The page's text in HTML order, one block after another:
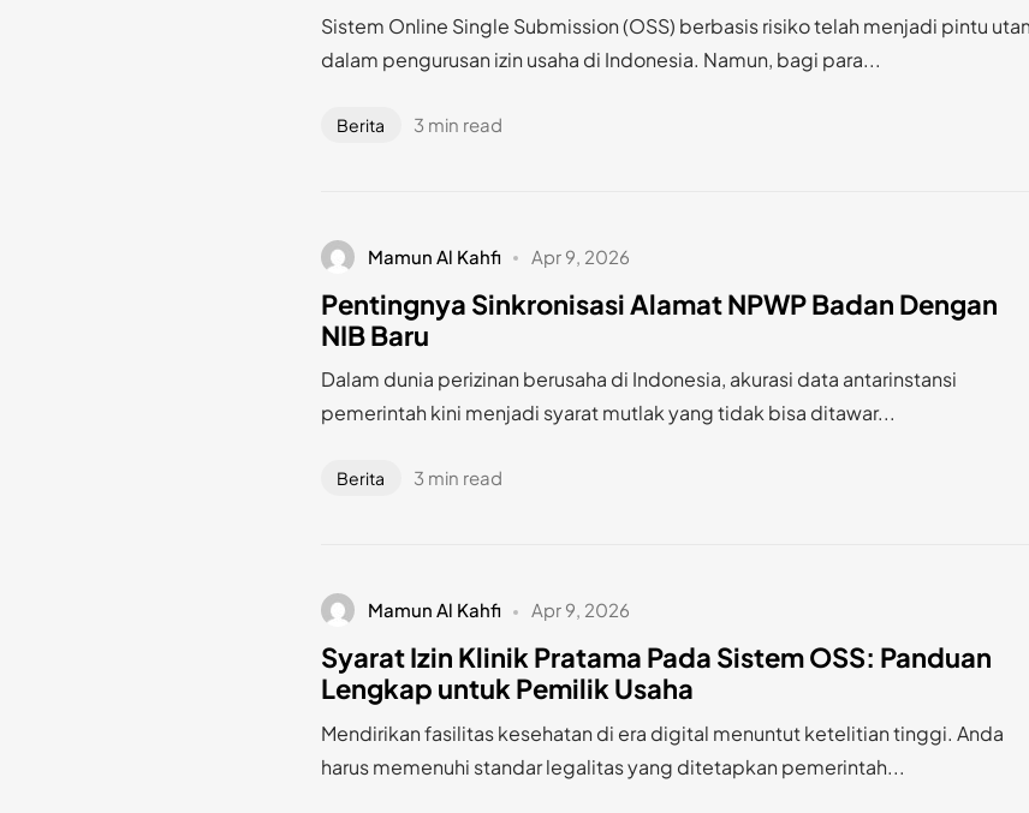
Sistem Online Single Submission (OSS) berbasis risiko telah menjadi pintu
dalam pengurusan izin usaha di Indonesia. Namun, bagi para...
Berita 3 min read
Mamun Al Kahfi Apr 9, 2026
Pentingnya Sinkronisasi Alamat NPWP Badan Dengan
NIB Baru
Dalam dunia perizinan berusaha di Indonesia, akurasi data antarinstansi
pemerintah kini menjadi syarat mutlak yang tidak bisa ditawar...
Berita 3 min read
Mamun Al Kahfi Apr 9, 2026
Syarat Izin Klinik Pratama Pada Sistem OSS: Panduan
Lengkap untuk Pemilik Usaha
Mendirikan fasilitas kesehatan di era digital menuntut ketelitian tinggi. Anda
harus memenuhi standar legalitas yang ditetapkan pemerintah...